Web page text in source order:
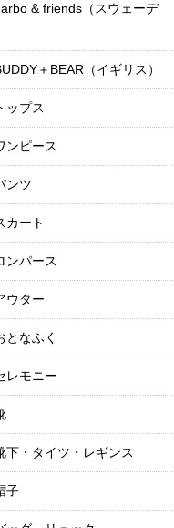
& friends（スウェーデ
＋BEAR（イギリス）
ップス
ンピース
ンツ
カート
ンパース
ウター
となふく
レモニー
下・タイツ・レギンス
子